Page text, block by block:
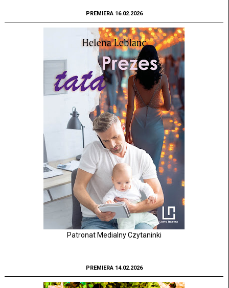
PREMIERA 16.02.2026
Patronat Medialny Czytaninki
PREMIERA 14.02.2026